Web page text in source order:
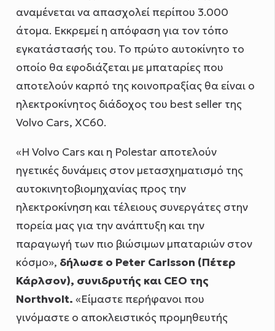
αναμένεται να απασχολεί περίπου 3.000
άτομα. Εκκρεμεί η απόφαση για τον τόπο
εγκατάστασής του. Το πρώτο αυτοκίνητο το
οποίο θα εφοδιάζεται με μπαταρίες που
αποτελούν καρπό της κοινοπραξίας θα είναι ο
ηλεκτροκίνητος διάδοχος του best seller της
Volvo Cars, XC60.
«Η Volvo Cars και η Polestar αποτελούν
ηγετικές δυνάμεις στον μετασχηματισμό της
αυτοκινητοβιομηχανίας προς την
ηλεκτροκίνηση και τέλειους συνεργάτες στην
πορεία μας για την ανάπτυξη και την
παραγωγή των πιο βιώσιμων μπαταριών στον
κόσμο», δήλωσε ο Peter Carlsson (Πέτερ
Κάρλσον), συνιδρυτής και CEO της
Northvolt. «Είμαστε περήφανοι που
γινόμαστε ο αποκλειστικός προμηθευτής